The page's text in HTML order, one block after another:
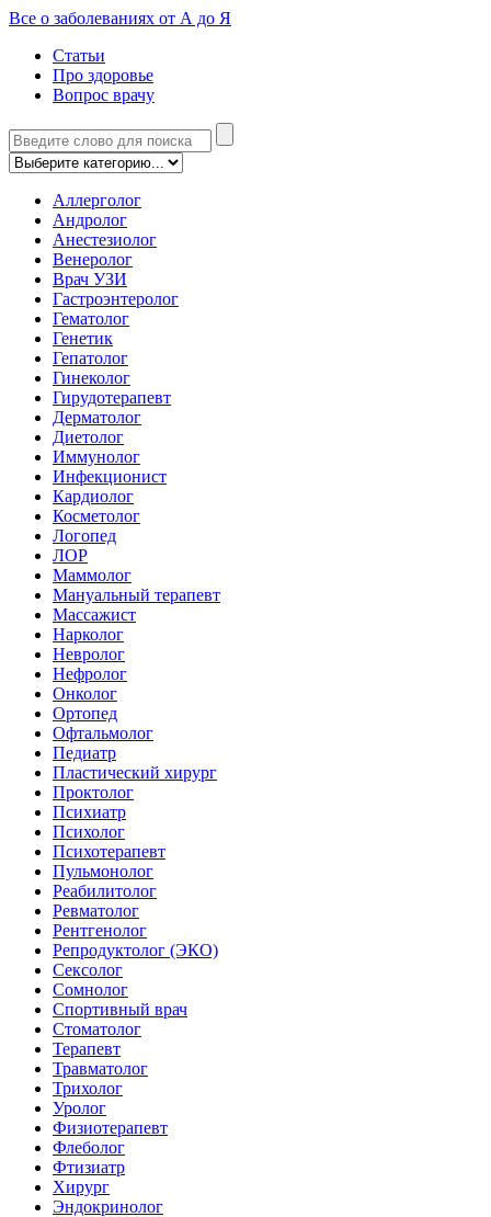
Все о заболеваниях от А до Я
Статьи
Про здоровье
Вопрос врачу
Аллерголог
Андролог
Анестезиолог
Венеролог
Врач УЗИ
Гастроэнтеролог
Гематолог
Генетик
Гепатолог
Гинеколог
Гирудотерапевт
Дерматолог
Диетолог
Иммунолог
Инфекционист
Кардиолог
Косметолог
Логопед
ЛОР
Маммолог
Мануальный терапевт
Массажист
Нарколог
Невролог
Нефролог
Онколог
Ортопед
Офтальмолог
Педиатр
Пластический хирург
Проктолог
Психиатр
Психолог
Психотерапевт
Пульмонолог
Реабилитолог
Ревматолог
Рентгенолог
Репродуктолог (ЭКО)
Сексолог
Сомнолог
Спортивный врач
Стоматолог
Терапевт
Травматолог
Трихолог
Уролог
Физиотерапевт
Флеболог
Фтизиатр
Хирург
Эндокринолог